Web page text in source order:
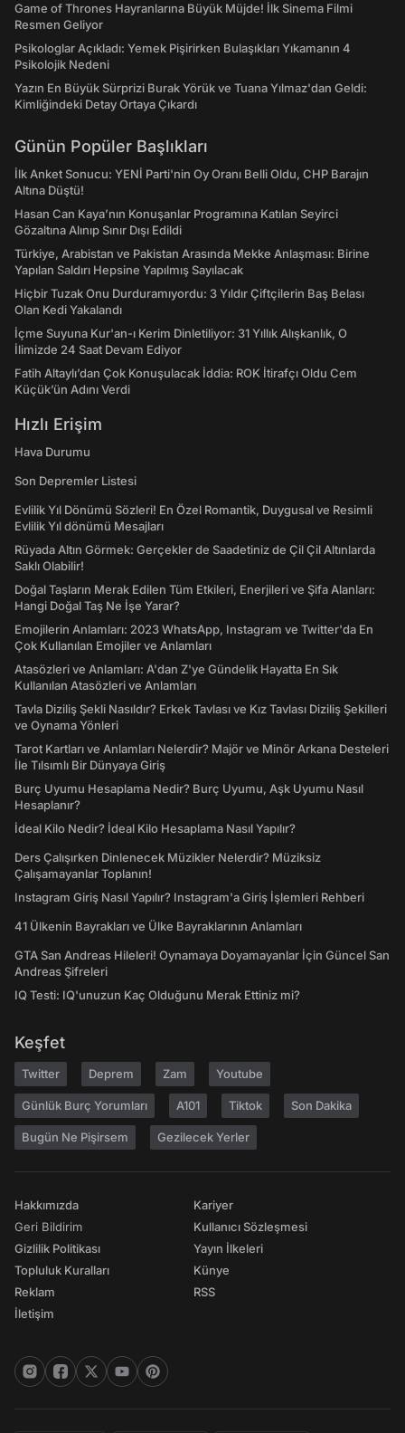
Game of Thrones Hayranlarına Büyük Müjde! İlk Sinema Filmi
Resmen Geliyor
Psikologlar Açıkladı: Yemek Pişirirken Bulaşıkları Yıkamanın 4
Psikolojik Nedeni
Yazın En Büyük Sürprizi Burak Yörük ve Tuana Yılmaz'dan Geldi:
Kimliğindeki Detay Ortaya Çıkardı
Günün Popüler Başlıkları
İlk Anket Sonucu: YENİ Parti'nin Oy Oranı Belli Oldu, CHP Barajın
Altına Düştü!
Hasan Can Kaya’nın Konuşanlar Programına Katılan Seyirci
Gözaltına Alınıp Sınır Dışı Edildi
Türkiye, Arabistan ve Pakistan Arasında Mekke Anlaşması: Birine
Yapılan Saldırı Hepsine Yapılmış Sayılacak
Hiçbir Tuzak Onu Durduramıyordu: 3 Yıldır Çiftçilerin Baş Belası
Olan Kedi Yakalandı
İçme Suyuna Kur'an-ı Kerim Dinletiliyor: 31 Yıllık Alışkanlık, O
İlimizde 24 Saat Devam Ediyor
Fatih Altaylı’dan Çok Konuşulacak İddia: ROK İtirafçı Oldu Cem
Küçük’ün Adını Verdi
Hızlı Erişim
Hava Durumu
Son Depremler Listesi
Evlilik Yıl Dönümü Sözleri! En Özel Romantik, Duygusal ve Resimli
Evlilik Yıl dönümü Mesajları
Rüyada Altın Görmek: Gerçekler de Saadetiniz de Çil Çil Altınlarda
Saklı Olabilir!
Doğal Taşların Merak Edilen Tüm Etkileri, Enerjileri ve Şifa Alanları:
Hangi Doğal Taş Ne İşe Yarar?
Emojilerin Anlamları: 2023 WhatsApp, Instagram ve Twitter'da En
Çok Kullanılan Emojiler ve Anlamları
Atasözleri ve Anlamları: A'dan Z'ye Gündelik Hayatta En Sık
Kullanılan Atasözleri ve Anlamları
Tavla Diziliş Şekli Nasıldır? Erkek Tavlası ve Kız Tavlası Diziliş Şekilleri
ve Oynama Yönleri
Tarot Kartları ve Anlamları Nelerdir? Majör ve Minör Arkana Desteleri
İle Tılsımlı Bir Dünyaya Giriş
Burç Uyumu Hesaplama Nedir? Burç Uyumu, Aşk Uyumu Nasıl
Hesaplanır?
İdeal Kilo Nedir? İdeal Kilo Hesaplama Nasıl Yapılır?
Ders Çalışırken Dinlenecek Müzikler Nelerdir? Müziksiz
Çalışamayanlar Toplanın!
Instagram Giriş Nasıl Yapılır? Instagram'a Giriş İşlemleri Rehberi
41 Ülkenin Bayrakları ve Ülke Bayraklarının Anlamları
GTA San Andreas Hileleri! Oynamaya Doyamayanlar İçin Güncel San
Andreas Şifreleri
IQ Testi: IQ'unuzun Kaç Olduğunu Merak Ettiniz mi?
Keşfet
Twitter Deprem Zam Youtube
Günlük Burç Yorumları A101 Tiktok Son Dakika
Bugün Ne Pişirsem Gezilecek Yerler
Hakkımızda
Geri Bildirim
Gizlilik Politikası
Topluluk Kuralları
Reklam
İletişim
Kariyer
Kullanıcı Sözleşmesi
Yayın İlkeleri
Künye
RSS